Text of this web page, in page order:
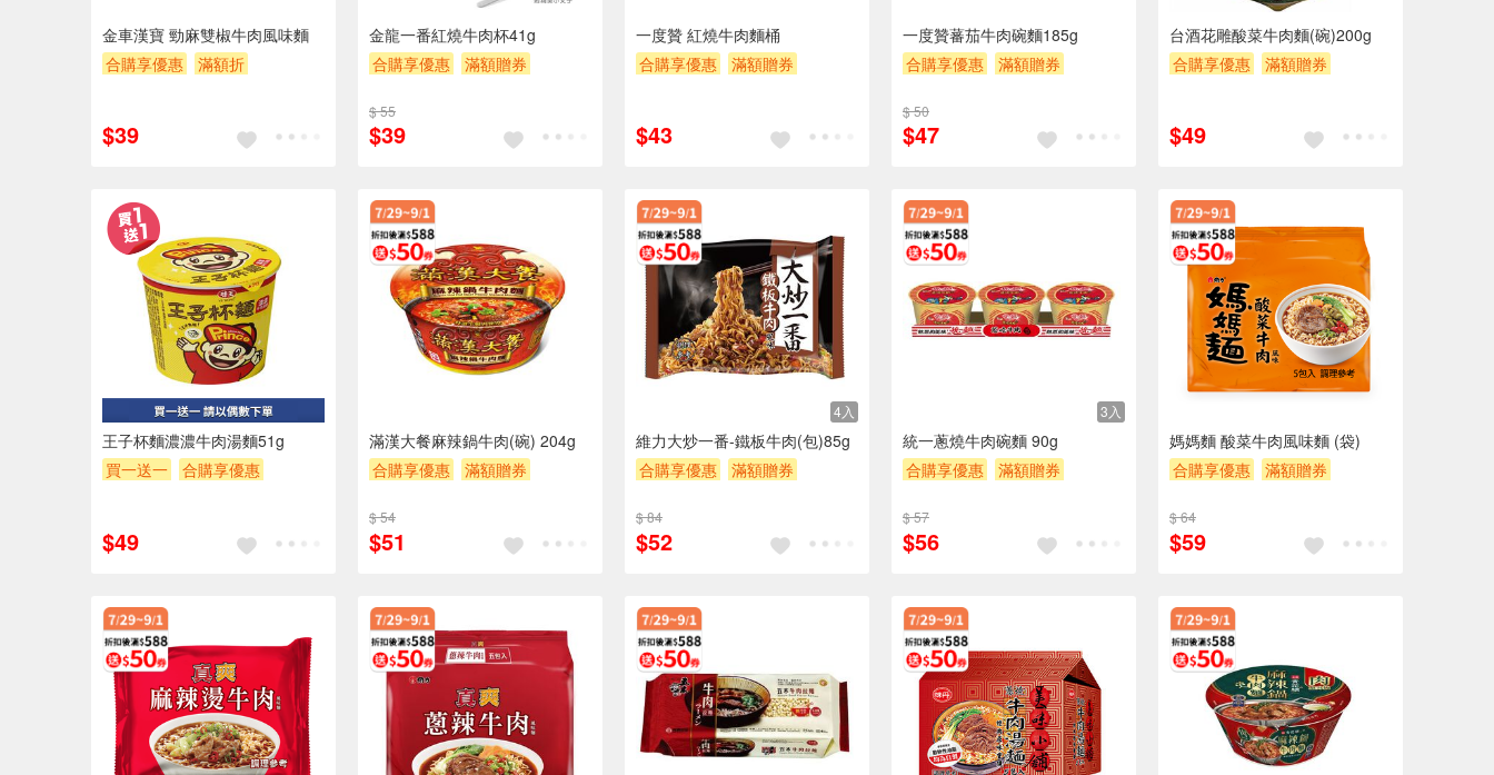
金車漢寶 勁麻雙椒牛肉風味麵
合購享優惠
滿額折
$39
金龍一番紅燒牛肉杯41g
合購享優惠
滿額贈券
$ 55
$39
一度贊 紅燒牛肉麵桶
合購享優惠
滿額贈券
$43
一度贊蕃茄牛肉碗麵185g
合購享優惠
滿額贈券
$ 50
$47
台酒花雕酸菜牛肉麵(碗)200g
合購享優惠
滿額贈券
$49
王子杯麵濃濃牛肉湯麵51g
買一送一
合購享優惠
$49
滿漢大餐麻辣鍋牛肉(碗) 204g
合購享優惠
滿額贈券
$ 54
$51
4入
維力大炒一番-鐵板牛肉(包)85g
合購享優惠
滿額贈券
$ 84
$52
3入
統一蔥燒牛肉碗麵 90g
合購享優惠
滿額贈券
$ 57
$56
媽媽麵 酸菜牛肉風味麵 (袋)
合購享優惠
滿額贈券
$ 64
$59